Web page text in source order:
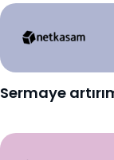
Sermaye